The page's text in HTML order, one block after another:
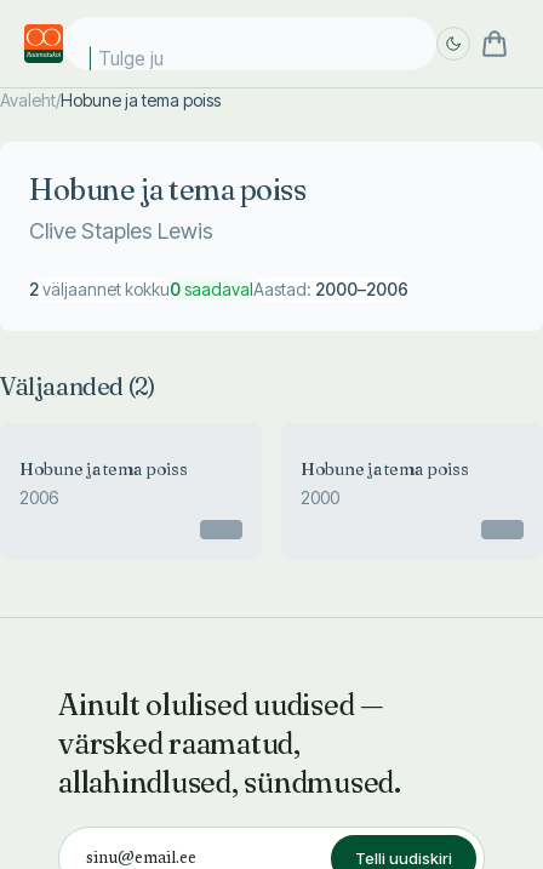
Tulge jub
Avaleht/Hobune ja tema poiss
Hobune ja tema poiss
Clive Staples Lewis
2väljaannet kokku0saadavalAastad: 2000–2006
Väljaanded (2)
Hobune ja tema poiss
2006
Hobune ja tema poiss
2000
Ainult olulised uudised —
värsked raamatud,
allahindlused, sündmused.
Telli uudiskiri